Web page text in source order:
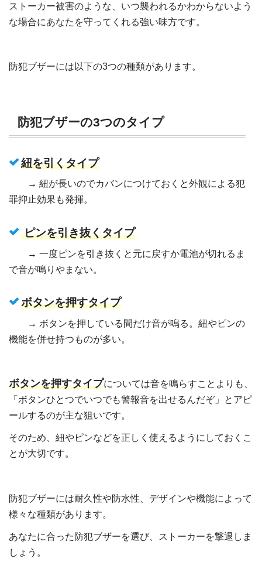
ストーカー被害のような、いつ襲われるかわからないよう
な場合にあなたを守ってくれる強い味方です。
防犯ブザーには以下の3つの種類があります。
防犯ブザーの3つのタイプ
紐を引くタイプ
→ 紐が長いのでカバンにつけておくと外観による犯
罪抑止効果も発揮。
ピンを引き抜くタイプ
→ 一度ピンを引き抜くと元に戻すか電池が切れるま
で音が鳴りやまない。
ボタンを押すタイプ
→ ボタンを押している間だけ音が鳴る。紐やピンの
機能を併せ持つものが多い。
ボタンを押すタイプについては音を鳴らすことよりも、
「ボタンひとつでいつでも警報音を出せるんだぞ」とアピ
ールするのが主な狙いです。
そのため、紐やピンなどを正しく使えるようにしておくこ
とが大切です。
防犯ブザーには耐久性や防水性、デザインや機能によって
様々な種類があります。
あなたに合った防犯ブザーを選び、ストーカーを撃退しま
しょう。